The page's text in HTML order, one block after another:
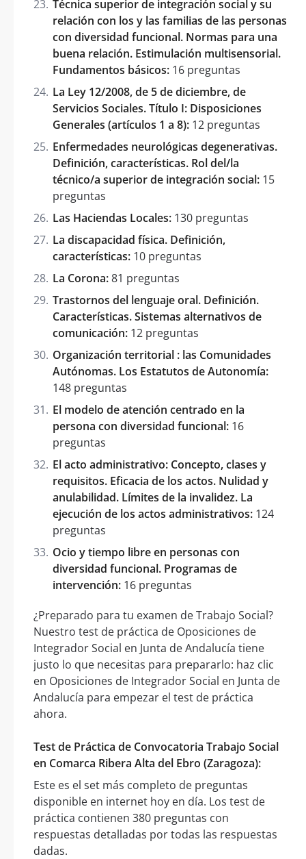
Técnica superior de integración social y su
relación con los y las familias de las personas
con diversidad funcional. Normas para una
buena relación. Estimulación multisensorial.
Fundamentos básicos: 16 preguntas
La Ley 12/2008, de 5 de diciembre, de
Servicios Sociales. Título I: Disposiciones
Generales (artículos 1 a 8): 12 preguntas
Enfermedades neurológicas degenerativas.
Definición, características. Rol del/la
técnico/a superior de integración social: 15
preguntas
Las Haciendas Locales: 130 preguntas
La discapacidad física. Definición,
características: 10 preguntas
La Corona:81 preguntas
Trastornos del lenguaje oral. Definición.
Características. Sistemas alternativos de
comunicación: 12 preguntas
Organización territorial : las Comunidades
Autónomas. Los Estatutos de Autonomía:
148 preguntas
El modelo de atención centrado en la
persona con diversidad funcional: 16
preguntas
El acto administrativo: Concepto, clases y
requisitos. Eficacia de los actos. Nulidad y
anulabilidad. Límites de la invalidez. La
ejecución de los actos administrativos: 124
preguntas
Ocio y tiempo libre en personas con
diversidad funcional. Programas de
intervención: 16 preguntas
¿Preparado para tu examen de Trabajo Social?
Nuestro test de práctica de Oposiciones de
Integrador Social en Junta de Andalucía tiene
justo lo que necesitas para prepararlo: haz clic
en Oposiciones de Integrador Social en Junta de
Andalucía para empezar el test de práctica
ahora.
Test de Práctica de Convocatoria Trabajo Social
en Comarca Ribera Alta del Ebro (Zaragoza):
Este es el set más completo de preguntas
disponible en internet hoy en día. Los test de
práctica contienen 380 preguntas con
respuestas detalladas por todas las respuestas
dadas.